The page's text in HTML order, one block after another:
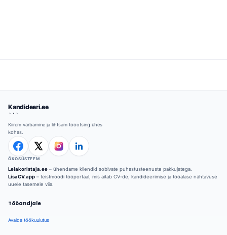
Kandideeri.ee
```
Kiirem värbamine ja lihtsam tööotsing ühes
kohas.
ÖKOSÜSTEEM
Leiakoristaja.ee – ühendame kliendid sobivate puhastusteenuste pakkujatega.
LisaCV.app – teistmoodi tööportaal, mis aitab CV-de, kandideerimise ja tööalase nähtavuse
uuele tasemele viia.
Tööandjale
Avalda töökuulutus